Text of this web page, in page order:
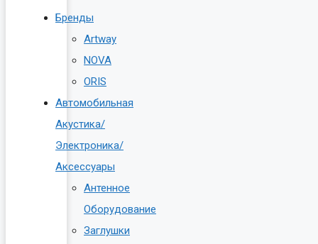
Бренды
Artway
NOVA
ORIS
Автомобильная
Акустика/
Электроника/
Аксессуары
Антенное
Оборудование
Заглушки